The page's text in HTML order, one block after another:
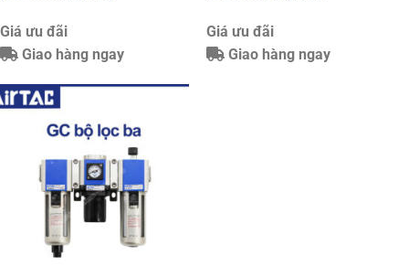
Giá ưu đãi
Giao hàng ngay
Giá ưu đãi
Giao hàng ngay